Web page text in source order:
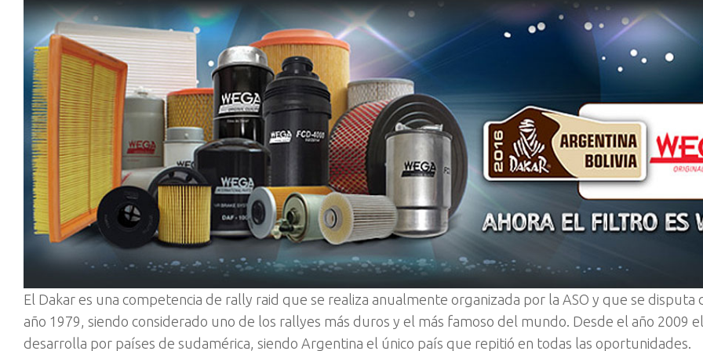
El Dakar es una competencia de rally raid que se realiza anualmente organizada por la ASO y que se disputa
año 1979, siendo considerado uno de los rallyes más duros y el más famoso del mundo. Desde el año 2009
desarrolla por países de sudamérica, siendo Argentina el único país que repitió en todas las oportunidades.